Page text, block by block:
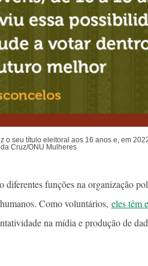
o seu título eleitoral aos 16 anos e, em
Cruz/ONU Mulheres
diferentes funções na organização
Como voluntários, eles têm
na mídia e produção de